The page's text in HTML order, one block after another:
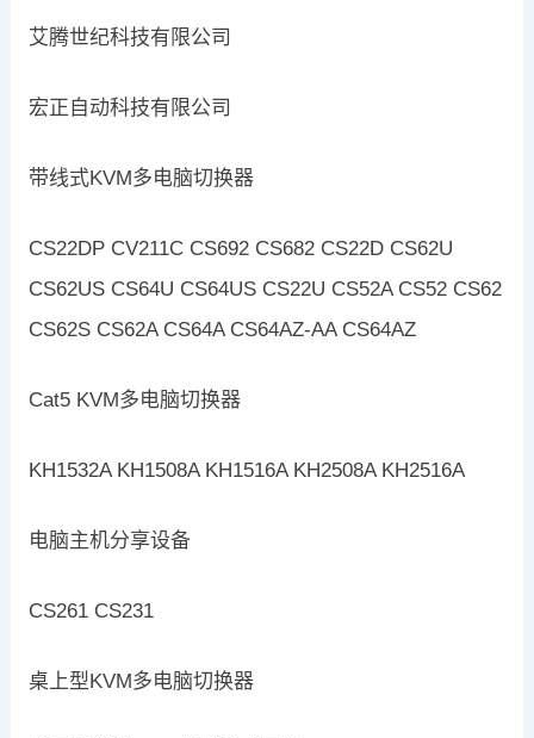
艾腾世纪科技有限公司
宏正自动科技有限公司
带线式KVM多电脑切换器
CS22DP CV211C CS692 CS682 CS22D CS62U
CS62US CS64U CS64US CS22U CS52A CS52 CS62
CS62S CS62A CS64A CS64AZ-AA CS64AZ
Cat5 KVM多电脑切换器
KH1532A KH1508A KH1516A KH2508A KH2516A
电脑主机分享设备
CS261 CS231
桌上型KVM多电脑切换器